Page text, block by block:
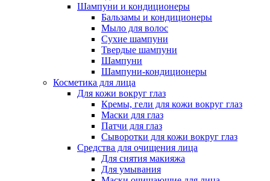
Шампуни и кондиционеры
Бальзамы и кондиционеры
Мыло для волос
Сухие шампуни
Твердые шампуни
Шампуни
Шампуни-кондиционеры
Косметика для лица
Для кожи вокруг глаз
Кремы, гели для кожи вокруг глаз
Маски для глаз
Патчи для глаз
Сыворотки для кожи вокруг глаз
Средства для очищения лица
Для снятия макияжа
Для умывания